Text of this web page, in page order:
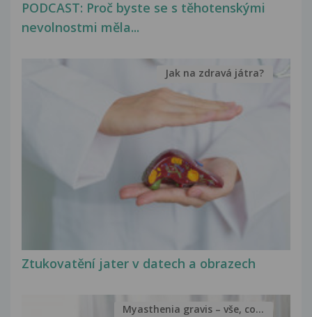
PODCAST: Proč byste se s těhotenskými
nevolnostmi měla...
Ztukovatění jater v datech a obrazech
Jak na zdravá játra?
Myasthenia gravis – vše, co...